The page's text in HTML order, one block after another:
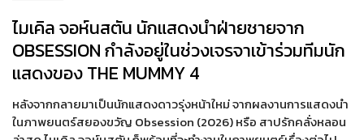
ไมเคิล จอห์นสตัน นักแสดงนำฝ่ายชายจาก
OBSESSION กำลังอยู่ในช่วงเจรจาเข้าร่วมทีมนัก
แสดงของ THE MUMMY 4
หลังจากกลายมาเป็นนักแสดงดาวรุ่งหน้าใหม่ จากผลงานการแสดงนำ
ในภาพยนตร์สยองขวัญ Obsession (2026) หรือ สาปรักคลั่งหลอน